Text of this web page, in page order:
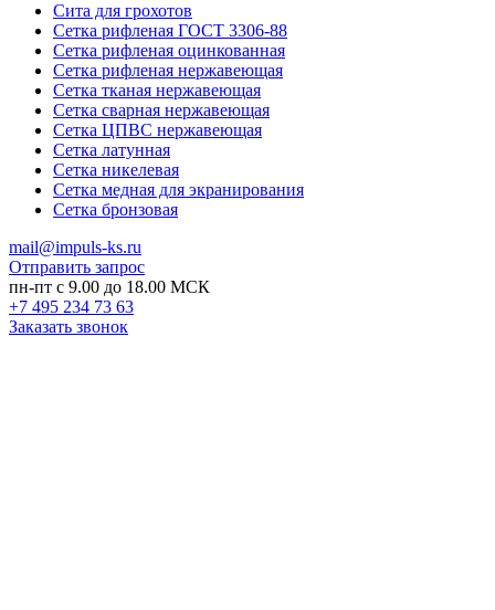
Сита для грохотов
Сетка рифленая ГОСТ 3306-88
Сетка рифленая оцинкованная
Сетка рифленая нержавеющая
Сетка тканая нержавеющая
Сетка сварная нержавеющая
Сетка ЦПВС нержавеющая
Сетка латунная
Сетка никелевая
Сетка медная для экранирования
Сетка бронзовая
mail@impuls-ks.ru
Отправить запрос
пн-пт с 9.00 до 18.00 МСК
+7 495 234 73 63
Заказать звонок